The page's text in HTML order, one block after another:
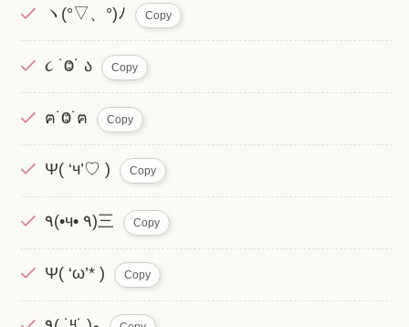
ヽ(°▽、°)ﾉ Copy
૮ ˙Ⱉ˙ ა Copy
ฅ˙Ⱉ˙ฅ Copy
Ψ( ‘ч’♡ ) Copy
٩(•ч• ٩)三 Copy
Ψ( ‘ω’* ) Copy